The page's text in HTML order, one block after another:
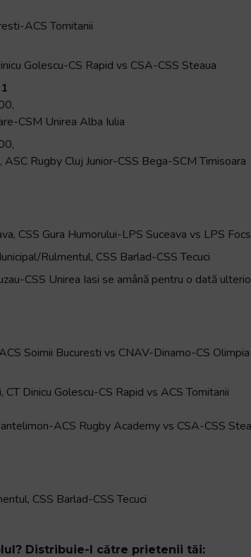
ACS Tomitanii
Golescu-CS Rapid vs CSA-CSS Steaua
CSM Unirea Alba Iulia
ASC Rugby Cluj Junior-CSS Bega-SCM Timisoara
CSS Gura Humorului-LPS Suceava vs LPS
Rulmentul, CSS Barlad-CSS Tecuci
CSS Unirea Iasi se amână pentru o dată
Soimii Bucuresti vs CNAV-Dinamo-CS Olimpia
CT Dinicu Golescu-CS Rapid vs ACS Tomitanii
ACS Rugby Academy vs CSA-CSS
CSS Barlad-CSS Tecuci
Distribuie-l către prietenii tăi: